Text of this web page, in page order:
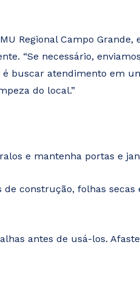
Regional Campo Grande,
“Se necessário,
buscar atendimento em
do local.”
e mantenha portas e
construção, folhas secas
antes de usá-los.